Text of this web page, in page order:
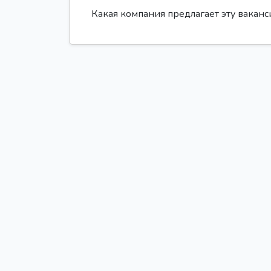
Какая компания предлагает эту